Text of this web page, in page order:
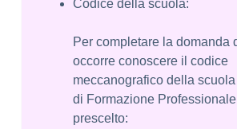
Codice della scuola:
Per completare la domanda
occorre conoscere il codice
meccanografico della
di Formazione
prescelto: